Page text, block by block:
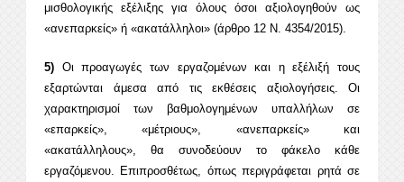
μισθολογικής εξέλιξης για όλους όσοι αξιολογηθούν ως
«ανεπαρκείς» ή «ακατάλληλοι» (άρθρο 12 Ν. 4354/2015).
5) Οι προαγωγές των εργαζομένων και η εξέλιξή τους
εξαρτώνται άμεσα από τις εκθέσεις αξιολογήσεις. Οι
χαρακτηρισμοί των βαθμολογημένων υπαλλήλων σε
«επαρκείς», «μέτριους», «ανεπαρκείς» και
«ακατάλληλους», θα συνοδεύουν το φάκελο κάθε
εργαζόμενου. Επιπροσθέτως, όπως περιγράφεται ρητά σε